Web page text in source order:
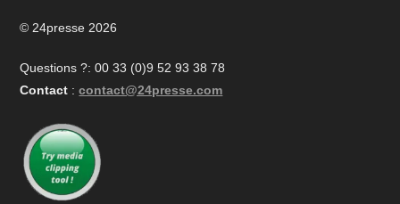
© 24presse 2026
Questions ?: 00 33 (0)9 52 93 38 78
Contact : contact@24presse.com